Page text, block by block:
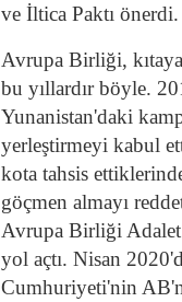
ve İltica Paktı önerdi.
Avrupa Birliği,
bu yıllardır böyle.
Yunanistan'daki
yerleştirmeyi kabul
kota tahsis
göçmen almayı
Avrupa Birliği
yol açtı. Nisan
Cumhuriyeti'nin